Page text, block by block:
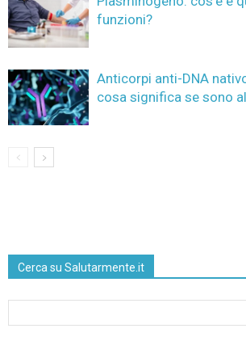
funzioni?
Anticorpi anti-DNA
cosa significa se sono
Cerca su Salutarmente.it